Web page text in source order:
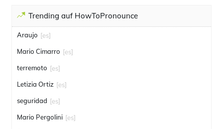
Trending auf HowToPronounce
Araujo [es]
Mario Cimarro [es]
terremoto [es]
Letizia Ortiz [es]
seguridad [es]
Mario Pergolini [es]